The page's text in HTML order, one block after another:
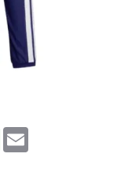
WhatsApp
Email